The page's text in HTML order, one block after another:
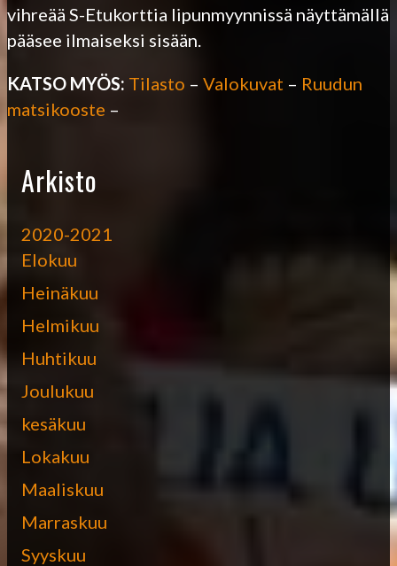
vihreää S-Etukorttia lipunmyynnissä näyttämällä
pääsee ilmaiseksi sisään.
KATSO MYÖS: Tilasto – Valokuvat – Ruudun
matsikooste –
Arkisto
2020-2021
Elokuu
Heinäkuu
Helmikuu
Huhtikuu
Joulukuu
kesäkuu
Lokakuu
Maaliskuu
Marraskuu
Syyskuu